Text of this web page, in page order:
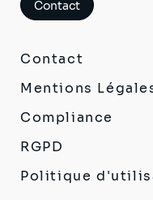
Contact
Contact
Mentions
Compliance
RGPD
Politique